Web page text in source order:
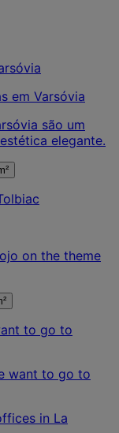
em Varsóvia
são um
elegante.
on the theme
want to go to
in La